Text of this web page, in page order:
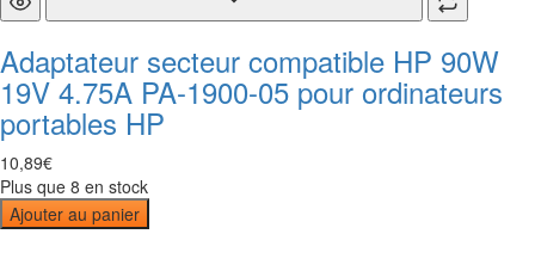
Adaptateur secteur compatible HP 90W
19V 4.75A PA-1900-05 pour ordinateurs
portables HP
10,89€
Plus que 8 en stock
Ajouter au panier